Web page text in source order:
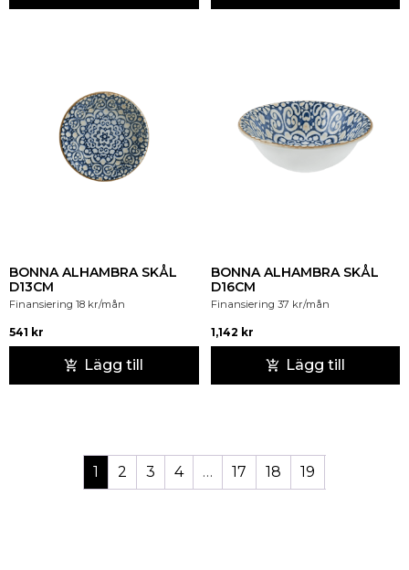
BONNA ALHAMBRA SKÅL
D13CM
Finansiering 18 kr/mån
541 kr
Lägg till
BONNA ALHAMBRA SKÅL
D16CM
Finansiering 37 kr/mån
1,142 kr
Lägg till
1 2 3 4 … 17 18 19